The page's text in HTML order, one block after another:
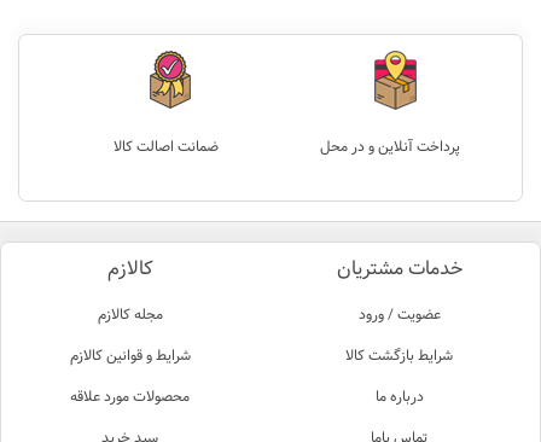
پرداخت آنلاین و در محل ضمانت اصالت کالا
خدمات مشتریان
عضویت / ورود
شرایط بازگشت کالا
درباره ما
کالازم
مجله کالازم
شرایط و قوانین کالازم
محصولات مورد علاقه